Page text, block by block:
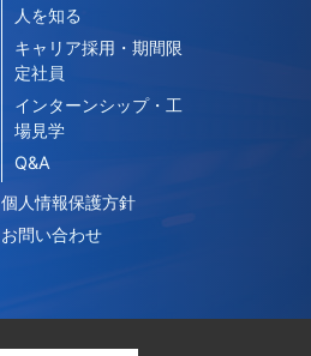
人を知る
キャリア採用・期間限
定社員
インターンシップ・工
場見学
Q&A
個人情報保護方針
お問い合わせ